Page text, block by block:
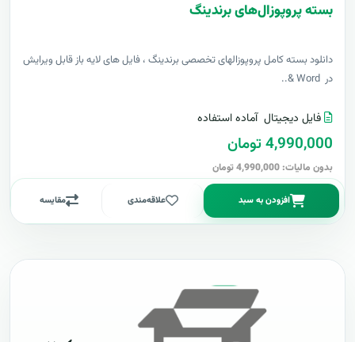
بسته پروپوزال‌های برندینگ
دانلود بسته کامل پروپوزالهای تخصصی برندینگ ، فایل های لایه باز قابل ویرایش
در Word &..
فایل دیجیتال آماده استفاده
4,990,000 تومان
بدون مالیات: 4,990,000 تومان
افزودن به سبد علاقه‌مندی مقایسه